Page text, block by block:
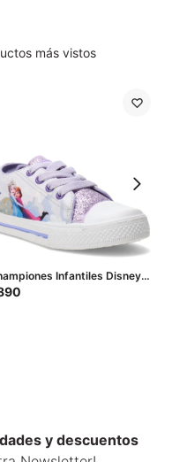
más vistos
Infantiles Disney
- Lila
y descuentos